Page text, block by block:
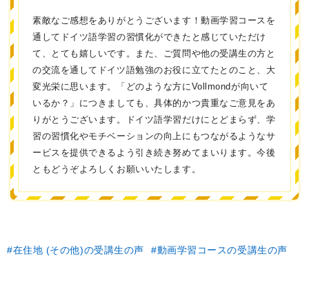
素敵なご感想をありがとうございます！動画学習コースを
通してドイツ語学習の習慣化ができたと感じていただけ
て、とても嬉しいです。また、ご質問や他の受講生の方と
の交流を通してドイツ語勉強のお役に立てたとのこと、大
変光栄に思います。「どのような方にVollmondが向いて
いるか？」につきましても、具体的かつ貴重なご意見をあ
りがとうございます。ドイツ語学習だけにとどまらず、学
習の習慣化やモチベーションの向上にもつながるようなサ
ービスを提供できるよう引き続き努めてまいります。今後
ともどうぞよろしくお願いいたします。
在住地 (その他)の受講生の声 動画学習コースの受講生の声